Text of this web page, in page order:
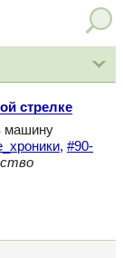
стрелке
машину
#90-